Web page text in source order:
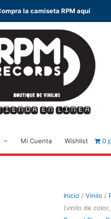
la camiseta RPM aquí
Mi Cuenta Wishlist 0
Inicio /Vinilo /
(vinilo de